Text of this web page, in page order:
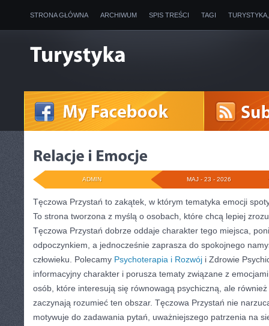
STRONA GŁÓWNA ARCHIWUM SPIS TREŚCI TAGI
MAJ - 23 - 2026
ADMIN
Tęczowa Przystań to zakątek, w którym tematyka emocji
To strona tworzona z myślą o osobach, które chcą lepiej
Tęczowa Przystań dobrze oddaje charakter tego miejsca,
odpoczynkiem, a jednocześnie zaprasza do spokojnego
człowieku. Polecamy Psychoterapia i Rozwój i Zdrowie
informacyjny charakter i porusza tematy związane z
osób, które interesują się równowagą psychiczną, ale
zaczynają rozumieć ten obszar. Tęczowa Przystań nie
motywuje do zadawania pytań, uważniejszego patrzenia na